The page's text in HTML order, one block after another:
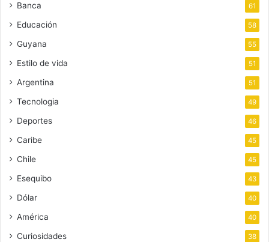
Banca 61
Educación 58
Guyana 55
Estilo de vida 51
Argentina 51
Tecnologia 49
Deportes 46
Caribe 45
Chile 45
Esequibo 43
Dólar 40
América 40
Curiosidades 38